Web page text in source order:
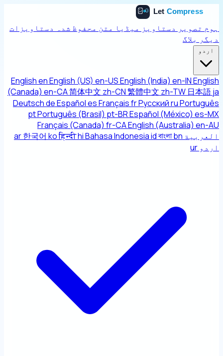
ہوم تصویر دستاویز میڈیا متن محفوظ شدہ دستاویزات
دیگر بلاگ
اردو
EnglishenEnglish (US) en-USEnglish (India) en-INEnglish
(Canada) en-CA简体中文 zh-CN繁體中文 zh-TW 日本語ja
DeutschdeEspañolesFrançaisfrРусскийruPortuguês
ptPortuguês (Brasil) pt-BREspañol (México) es-MX
Français (Canada) fr-CAEnglish (Australia) en-AU
العربية
ar한국어 koहिन्दीhiBahasa Indonesiaidবাংলাbn
اردو ur